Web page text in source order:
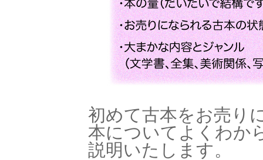
初めて古本をお売り
本についてよくわか
説明いたします。